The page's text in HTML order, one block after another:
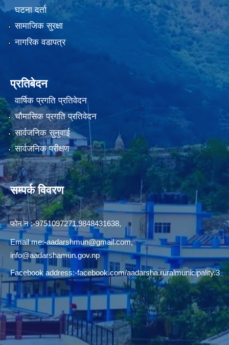
घटना दर्ता
सामाजिक सुरक्षा
नागरिक वडापत्र
प्रतिबेदन
वार्षिक प्रगति प्रतिवेदन
चौमासिक प्रगति प्रतिवेदन
सार्वजनिक सुनुवाई
सार्वजनिक परीक्षण
सम्पर्क विवरण
फोन न‍‍‌ :-9751097271,9848431638,
Email me:-aadarshmun@gmail.com,
info@aadarshamun.gov.np
Facebook address:-facebook.com/aadarsha.ruralmunicipality.3